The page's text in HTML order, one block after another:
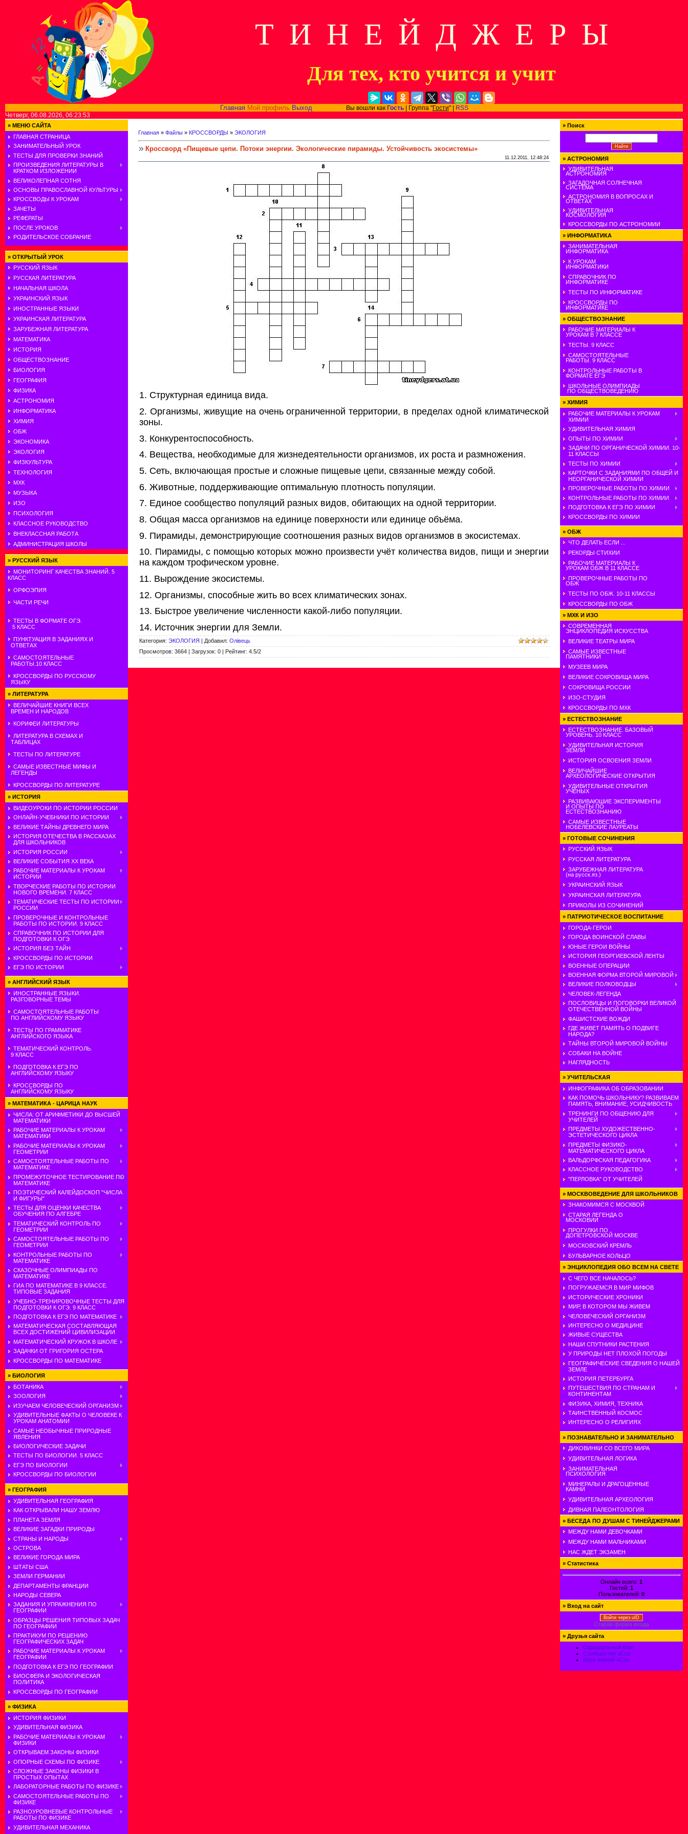
Т И Н Е Й Д Ж Е Р Ы
Для тех, кто учится и учит
Главная Мой профиль ВыходВы вошли как Гость| Группа "Гости" |
RSS
Четверг, 06.08.2026, 06:23:53
» МЕНЮ САЙТА
ГЛАВНАЯ СТРАНИЦА
ЗАНИМАТЕЛЬНЫЙ УРОК
ТЕСТЫ ДЛЯ ПРОВЕРКИ ЗНАНИЙ
ПРОИЗВЕДЕНИЯ ЛИТЕРАТУРЫ В
КРАТКОМ ИЗЛОЖЕНИИ
ВЕЛИКОЛЕПНАЯ СОТНЯ
ОСНОВЫ ПРАВОСЛАВНОЙ КУЛЬТУРЫ
КРОССВОДЫ К УРОКАМ
ЗАЧЕТЫ
РЕФЕРАТЫ
ПОСЛЕ УРОКОВ
РОДИТЕЛЬСКОЕ СОБРАНИЕ
» ОТКРЫТЫЙ УРОК
РУССКИЙ ЯЗЫК
РУССКАЯ ЛИТЕРАТУРА
НАЧАЛЬНАЯ ШКОЛА
УКРАИНСКИЙ ЯЗЫК
ИНОСТРАННЫЕ ЯЗЫКИ
УКРАИНСКАЯ ЛИТЕРАТУРА
ЗАРУБЕЖНАЯ ЛИТЕРАТУРА
МАТЕМАТИКА
ИСТОРИЯ
ОБЩЕСТВОЗНАНИЕ
БИОЛОГИЯ
ГЕОГРАФИЯ
ФИЗИКА
АСТРОНОМИЯ
ИНФОРМАТИКА
ХИМИЯ
ОБЖ
ЭКОНОМИКА
ЭКОЛОГИЯ
ФИЗКУЛЬТУРА
ТЕХНОЛОГИЯ
МХК
МУЗЫКА
ИЗО
ПСИХОЛОГИЯ
КЛАССНОЕ РУКОВОДСТВО
ВНЕКЛАССНАЯ РАБОТА
АДМИНИСТРАЦИЯ ШКОЛЫ
» РУССКИЙ ЯЗЫК
МОНИТОРИНГ КАЧЕСТВА ЗНАНИЙ. 5
КЛАСС
ОРФОЭПИЯ
ЧАСТИ РЕЧИ
ТЕСТЫ В ФОРМАТЕ ОГЭ.
5 КЛАСС
ПУНКТУАЦИЯ В ЗАДАНИЯХ И
ОТВЕТАХ
САМОСТОЯТЕЛЬНЫЕ
РАБОТЫ.10 КЛАСС
КРОССВОРДЫ ПО РУССКОМУ
ЯЗЫКУ
» ЛИТЕРАТУРА
ВЕЛИЧАЙШИЕ КНИГИ ВСЕХ
ВРЕМЕН И НАРОДОВ
КОРИФЕИ ЛИТЕРАТУРЫ
ЛИТЕРАТУРА В СХЕМАХ И
ТАБЛИЦАХ
ТЕСТЫ ПО ЛИТЕРАТУРЕ
САМЫЕ ИЗВЕСТНЫЕ МИФЫ И
ЛЕГЕНДЫ
КРОССВОРДЫ ПО ЛИТЕРАТУРЕ
» ИСТОРИЯ
ВИДЕОУРОКИ ПО ИСТОРИИ РОССИИ
ОНЛАЙН-УЧЕБНИКИ ПО ИСТОРИИ
ВЕЛИКИЕ ТАЙНЫ ДРЕВНЕГО МИРА
ИСТОРИЯ ОТЕЧЕСТВА В РАССКАЗАХ
ДЛЯ ШКОЛЬНИКОВ
ИСТОРИЯ РОССИИ
ВЕЛИКИЕ СОБЫТИЯ ХХ ВЕКА
РАБОЧИЕ МАТЕРИАЛЫ К УРОКАМ
ИСТОРИИ
ТВОРЧЕСКИЕ РАБОТЫ ПО ИСТОРИИ
НОВОГО ВРЕМЕНИ. 7 КЛАСС
ТЕМАТИЧЕСКИЕ ТЕСТЫ ПО ИСТОРИИ
РОССИИ
ПРОВЕРОЧНЫЕ И КОНТРОЛЬНЫЕ
РАБОТЫ ПО ИСТОРИИ. 9 КЛАСС
СПРАВОЧНИК ПО ИСТОРИИ ДЛЯ
ПОДГОТОВКИ К ОГЭ
ИСТОРИЯ БЕЗ ТАЙН
КРОССВОРДЫ ПО ИСТОРИИ
ЕГЭ ПО ИСТОРИИ
» АНГЛИЙСКИЙ ЯЗЫК
ИНОСТРАННЫЕ ЯЗЫКИ.
РАЗГОВОРНЫЕ ТЕМЫ
САМОСТОЯТЕЛЬНЫЕ РАБОТЫ
ПО АНГЛИЙСКОМУ ЯЗЫКУ
ТЕСТЫ ПО ГРАММАТИКЕ
АНГЛИЙСКОГО ЯЗЫКА
ТЕМАТИЧЕСКИЙ КОНТРОЛЬ.
9 КЛАСС
ПОДГОТОВКА К ЕГЭ ПО
АНГЛИЙСКОМУ ЯЗЫКУ
КРОССВОРДЫ ПО
АНГЛИЙСКОМУ ЯЗЫКУ
» МАТЕМАТИКА - ЦАРИЦА НАУК
ЧИСЛА: ОТ АРИФМЕТИКИ ДО ВЫСШЕЙ
МАТЕМАТИКИ
РАБОЧИЕ МАТЕРИАЛЫ К УРОКАМ
МАТЕМАТИКИ
РАБОЧИЕ МАТЕРИАЛЫ К УРОКАМ
ГЕОМЕТРИИ
САМОСТОЯТЕЛЬНЫЕ РАБОТЫ ПО
МАТЕМАТИКЕ
ПРОМЕЖУТОЧНОЕ ТЕСТИРОВАНИЕ ПО
МАТЕМАТИКЕ
ПОЭТИЧЕСКИЙ КАЛЕЙДОСКОП "ЧИСЛА
И ФИГУРЫ"
ТЕСТЫ ДЛЯ ОЦЕНКИ КАЧЕСТВА
ОБУЧЕНИЯ ПО АЛГЕБРЕ
ТЕМАТИЧЕСКИЙ КОНТРОЛЬ ПО
ГЕОМЕТРИИ
САМОСТОЯТЕЛЬНЫЕ РАБОТЫ ПО
ГЕОМЕТРИИ
КОНТРОЛЬНЫЕ РАБОТЫ ПО
МАТЕМАТИКЕ
СКАЗОЧНЫЕ ОЛИМПИАДЫ ПО
МАТЕМАТИКЕ
ГИА ПО МАТЕМАТИКЕ В 9 КЛАССЕ.
ТИПОВЫЕ ЗАДАНИЯ
УЧЕБНО-ТРЕНИРОВОЧНЫЕ ТЕСТЫ ДЛЯ
ПОДГОТОВКИ К ОГЭ. 9 КЛАСС
ПОДГОТОВКА К ЕГЭ ПО МАТЕМАТИКЕ
МАТЕМАТИЧЕСКАЯ СОСТАВЛЯЮЩАЯ
ВСЕХ ДОСТИЖЕНИЙ ЦИВИЛИЗАЦИИ
МАТЕМАТИЧЕСКИЙ КРУЖОК В ШКОЛЕ
ЗАДАЧКИ ОТ ГРИГОРИЯ ОСТЕРА
КРОССВОРДЫ ПО МАТЕМАТИКЕ
» БИОЛОГИЯ
БОТАНИКА
ЗООЛОГИЯ
ИЗУЧАЕМ ЧЕЛОВЕЧЕСКИЙ ОРГАНИЗМ
УДИВИТЕЛЬНЫЕ ФАКТЫ О ЧЕЛОВЕКЕ К
УРОКАМ АНАТОМИИ
САМЫЕ НЕОБЫЧНЫЕ ПРИРОДНЫЕ
ЯВЛЕНИЯ
БИОЛОГИЧЕСКИЕ ЗАДАЧИ
ТЕСТЫ ПО БИОЛОГИИ. 5 КЛАСС
ЕГЭ ПО БИОЛОГИИ
КРОССВОРДЫ ПО БИОЛОГИИ
» ГЕОГРАФИЯ
УДИВИТЕЛЬНАЯ ГЕОГРАФИЯ
КАК ОТКРЫВАЛИ НАШУ ЗЕМЛЮ
ПЛАНЕТА ЗЕМЛЯ
ВЕЛИКИЕ ЗАГАДКИ ПРИРОДЫ
СТРАНЫ И НАРОДЫ
ОСТРОВА
ВЕЛИКИЕ ГОРОДА МИРА
ШТАТЫ США
ЗЕМЛИ ГЕРМАНИИ
ДЕПАРТАМЕНТЫ ФРАНЦИИ
НАРОДЫ СЕВЕРА
ЗАДАНИЯ И УПРАЖНЕНИЯ ПО
ГЕОГРАФИИ
ОБРАЗЦЫ РЕШЕНИЯ ТИПОВЫХ ЗАДАЧ
ПО ГЕОГРАФИИ
ПРАКТИКУМ ПО РЕШЕНИЮ
ГЕОГРАФИЧЕСКИХ ЗАДАЧ
РАБОЧИЕ МАТЕРИАЛЫ К УРОКАМ
ГЕОГРАФИИ
ПОДГОТОВКА К ЕГЭ ПО ГЕОГРАФИИ
БИОСФЕРА И ЭКОЛОГИЧЕСКАЯ
ПОЛИТИКА
КРОССВОРДЫ ПО ГЕОГРАФИИ
» ФИЗИКА
ИСТОРИЯ ФИЗИКИ
УДИВИТЕЛЬНАЯ ФИЗИКА
РАБОЧИЕ МАТЕРИАЛЫ К УРОКАМ
ФИЗИКИ
ОТКРЫВАЕМ ЗАКОНЫ ФИЗИКИ
ОПОРНЫЕ СХЕМЫ ПО ФИЗИКЕ
СЛОЖНЫЕ ЗАКОНЫ ФИЗИКИ В
ПРОСТЫХ ОПЫТАХ
ЛАБОРАТОРНЫЕ РАБОТЫ ПО ФИЗИКЕ
САМОСТОЯТЕЛЬНЫЕ РАБОТЫ ПО
ФИЗИКЕ
РАЗНОУРОВНЕВЫЕ КОНТРОЛЬНЫЕ
РАБОТЫ ПО ФИЗИКЕ
УДИВИТЕЛЬНАЯ МЕХАНИКА
Главная » Файлы » КРОССВОРДЫ » ЭКОЛОГИЯ
Кроссворд «Пищевые цепи. Потоки энергии. Экологические пирамиды. Устойчивость экосистемы»
11.12.2011, 12:48:24
1. Структурная единица вида.
2. Организмы, живущие на очень ограниченной территории, в пределах одной климатической
зоны.
3. Конкурентоспособность.
4. Вещества, необходимые для жизнедеятельности организмов, их роста и размножения.
5. Сеть, включающая простые и сложные пищевые цепи, связанные между собой.
6. Животные, поддерживающие оптимальную плотность популяции.
7. Единое сообщество популяций разных видов, обитающих на одной территории.
8. Общая масса организмов на единице поверхности или единице объёма.
9. Пирамиды, демонстрирующие соотношения разных видов организмов в экосистемах.
10. Пирамиды, с помощью которых можно произвести учёт количества видов, пищи и энергии
на каждом трофическом уровне.
11. Вырождение экосистемы.
12. Организмы, способные жить во всех климатических зонах.
13. Быстрое увеличение численности какой-либо популяции.
14. Источник энергии для Земли.
Категория: ЭКОЛОГИЯ | Добавил: Олівець
Просмотров: 3664 | Загрузок: 0 | Рейтинг: 4.5/2
» Поиск
» АСТРОНОМИЯ
УДИВИТЕЛЬНАЯ
АСТРОНОМИЯ
ЗАГАДОЧНАЯ СОЛНЕЧНАЯ
СИСТЕМА
АСТРОНОМИЯ В ВОПРОСАХ И
ОТВЕТАХ
УДИВИТЕЛЬНАЯ
КОСМОЛОГИЯ
КРОССВОРДЫ ПО АСТРОНОМИИ
» ИНФОРМАТИКА
ЗАНИМАТЕЛЬНАЯ
ИНФОРМАТИКА
К УРОКАМ
ИНФОРМАТИКИ
СПРАВОЧНИК ПО
ИНФОРМАТИКЕ
ТЕСТЫ ПО ИНФОРМАТИКЕ
КРОССВОРДЫ ПО
ИНФОРМАТИКЕ
» ОБЩЕСТВОЗНАНИЕ
РАБОЧИЕ МАТЕРИАЛЫ К
УРОКАМ В 7 КЛАССЕ
ТЕСТЫ. 9 КЛАСС
САМОСТОЯТЕЛЬНЫЕ
РАБОТЫ. 9 КЛАСС
КОНТРОЛЬНЫЕ РАБОТЫ В
ФОРМАТЕ ЕГЭ
ШКОЛЬНЫЕ ОЛИМПИАДЫ
ПО ОБЩЕСТВОВЕДЕНИЮ
» ХИМИЯ
РАБОЧИЕ МАТЕРИАЛЫ К УРОКАМ
ХИМИИ
УДИВИТЕЛЬНАЯ ХИМИЯ
ОПЫТЫ ПО ХИМИИ
ЗАДАЧИ ПО ОРГАНИЧЕСКОЙ ХИМИИ. 10-
11 КЛАССЫ
ТЕСТЫ ПО ХИМИИ
КАРТОЧКИ С ЗАДАНИЯМИ ПО ОБЩЕЙ И
НЕОРГАНИЧЕСКОЙ ХИМИИ
ПРОВЕРОЧНЫЕ РАБОТЫ ПО ХИМИИ
КОНТРОЛЬНЫЕ РАБОТЫ ПО ХИМИИ
ПОДГОТОВКА К ЕГЭ ПО ХИМИИ
КРОССВОРДЫ ПО ХИМИИ
» ОБЖ
ЧТО ДЕЛАТЬ ЕСЛИ ...
РЕКОРДЫ СТИХИИ
РАБОЧИЕ МАТЕРИАЛЫ К
УРОКАМ ОБЖ В 11 КЛАССЕ
ПРОВЕРОЧНЫЕ РАБОТЫ ПО
ОБЖ
ТЕСТЫ ПО ОБЖ. 10-11 КЛАССЫ
КРОССВОРДЫ ПО ОБЖ
» МХК И ИЗО
СОВРЕМЕННАЯ
ЭНЦИКЛОПЕДИЯ ИСКУССТВА
ВЕЛИКИЕ ТЕАТРЫ МИРА
САМЫЕ ИЗВЕСТНЫЕ
ПАМЯТНИКИ
МУЗЕЕВ МИРА
ВЕЛИКИЕ СОКРОВИЩА МИРА
СОКРОВИЩА РОССИИ
ИЗО-СТУДИЯ
КРОССВОРДЫ ПО МХК
» ЕСТЕСТВОЗНАНИЕ
ЕСТЕСТВОЗНАНИЕ. БАЗОВЫЙ
УРОВЕНЬ. 10 КЛАСС
УДИВИТЕЛЬНАЯ ИСТОРИЯ
ЗЕМЛИ
ИСТОРИЯ ОСВОЕНИЯ ЗЕМЛИ
ВЕЛИЧАЙШИЕ
АРХЕОЛОГИЧЕСКИЕ ОТКРЫТИЯ
УДИВИТЕЛЬНЫЕ ОТКРЫТИЯ
УЧЕНЫХ
РАЗВИВАЮШИЕ ЭКСПЕРИМЕНТЫ
И ОПЫТЫ ПО
ЕСТЕСТВОЗНАНИЮ
САМЫЕ ИЗВЕСТНЫЕ
НОБЕЛЕВСКИЕ ЛАУРЕАТЫ
» ГОТОВЫЕ СОЧИНЕНИЯ
РУССКИЙ ЯЗЫК
РУССКАЯ ЛИТЕРАТУРА
ЗАРУБЕЖНАЯ ЛИТЕРАТУРА
(на русск.яз.)
УКРАИНСКИЙ ЯЗЫК
УКРАИНСКАЯ ЛИТЕРАТУРА
ПРИКОЛЫ ИЗ СОЧИНЕНИЙ
» ПАТРИОТИЧЕСКОЕ ВОСПИТАНИЕ
ГОРОДА-ГЕРОИ
ГОРОДА ВОИНСКОЙ СЛАВЫ
ЮНЫЕ ГЕРОИ ВОЙНЫ
ИСТОРИЯ ГЕОРГИЕВСКОЙ ЛЕНТЫ
ВОЕННЫЕ ОПЕРАЦИИ
ВОЕННАЯ ФОРМА ВТОРОЙ МИРОВОЙ
ВЕЛИКИЕ ПОЛКОВОДЦЫ
ЧЕЛОВЕК-ЛЕГЕНДА
ПОСЛОВИЦЫ И ПОГОВОРКИ ВЕЛИКОЙ
ОТЕЧЕСТВЕННОЙ ВОЙНЫ
ФАШИСТСКИЕ ВОЖДИ
ГДЕ ЖИВЕТ ПАМЯТЬ О ПОДВИГЕ
НАРОДА?
ТАЙНЫ ВТОРОЙ МИРОВОЙ ВОЙНЫ
СОБАКИ НА ВОЙНЕ
НАГЛЯДНОСТЬ
» УЧИТЕЛЬСКАЯ
ИНФОГРАФИКА ОБ ОБРАЗОВАНИИ
КАК ПОМОЧЬ ШКОЛЬНИКУ? РАЗВИВАЕМ
ПАМЯТЬ, ВНИМАНИЕ, УСИДЧИВОСТЬ
ТРЕНИНГИ ПО ОБЩЕНИЮ ДЛЯ
УЧИТЕЛЕЙ
ПРЕДМЕТЫ ХУДОЖЕСТВЕННО-
ЭСТЕТИЧЕСКОГО ЦИКЛА
ПРЕДМЕТЫ ФИЗИКО-
МАТЕМАТИЧЕСКОГО ЦИКЛА
ВАЛЬДОРФСКАЯ ПЕДАГОГИКА
КЛАССНОЕ РУКОВОДСТВО
"ПЕРЛОВКА" ОТ УЧИТЕЛЕЙ
» МОСКВОВЕДЕНИЕ ДЛЯ ШКОЛЬНИКОВ
ЗНАКОМИМСЯ С МОСКВОЙ
СТАРАЯ ЛЕГЕНДА О
МОСКОВИИ
ПРОГУЛКИ ПО
ДОПЕТРОВСКОЙ МОСКВЕ
МОСКОВСКИЙ КРЕМЛЬ
БУЛЬВАРНОЕ КОЛЬЦО
» ЭНЦИКЛОПЕДИЯ ОБО ВСЕМ НА СВЕТЕ
С ЧЕГО ВСЕ НАЧАЛОСЬ?
ПОГРУЖАЕМСЯ В МИР МИФОВ
ИСТОРИЧЕСКИЕ ХРОНИКИ
МИР, В КОТОРОМ МЫ ЖИВЕМ
ЧЕЛОВЕЧЕСКИЙ ОРГАНИЗМ
ИНТЕРЕСНО О МЕДИЦИНЕ
ЖИВЫЕ СУЩЕСТВА
НАШИ СПУТНИКИ РАСТЕНИЯ
У ПРИРОДЫ НЕТ ПЛОХОЙ ПОГОДЫ
ГЕОГРАФИЧЕСКИЕ СВЕДЕНИЯ О НАШЕЙ
ЗЕМЛЕ
ИСТОРИЯ ПЕТЕРБУРГА
ПУТЕШЕСТВИЯ ПО СТРАНАМ И
КОНТИНЕНТАМ
ФИЗИКА, ХИМИЯ, ТЕХНИКА
ТАИНСТВЕННЫЙ КОСМОС
ИНТЕРЕСНО О РЕЛИГИЯХ
» ПОЗНАВАТЕЛЬНО И ЗАНИМАТЕЛЬНО
ДИКОВИНКИ СО ВСЕГО МИРА
УДИВИТЕЛЬНАЯ ЛОГИКА
ЗАНИМАТЕЛЬНАЯ
ПСИХОЛОГИЯ
МИНЕРАЛЫ И ДРАГОЦЕННЫЕ
КАМНИ
УДИВИТЕЛЬНАЯ АРХЕОЛОГИЯ
ДИВНАЯ ПАЛЕОНТОЛОГИЯ
» БЕСЕДА ПО ДУШАМ С ТИНЕЙДЖЕРАМИ
МЕЖДУ НАМИ ДЕВОЧКАМИ
МЕЖДУ НАМИ МАЛЬЧИКАМИ
НАС ЖДЕТ ЭКЗАМЕН
» Статистика
Онлайн всего: 1
Гостей: 1
Пользователей: 0
» Вход на сайт
Войти через uID
Старая форма входа
» Друзья сайта
Официальный блог
Сообщество uCoz
База знаний uCoz